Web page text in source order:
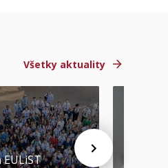
Všetky aktuality